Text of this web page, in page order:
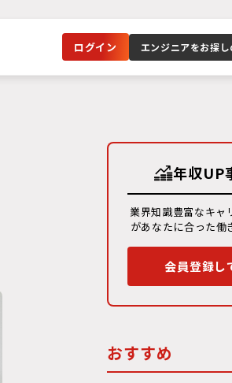
ログイン エンジニアをお探
年収UP
業界知識豊富なキャ
があなたに合った働
会員登録し
おすすめ